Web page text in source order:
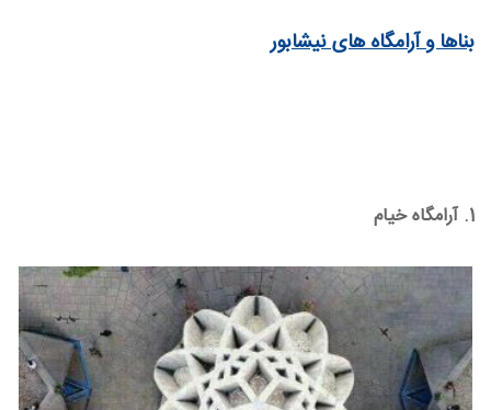
بناها و آرامگاه های نیشابور
1. آرامگاه خیام